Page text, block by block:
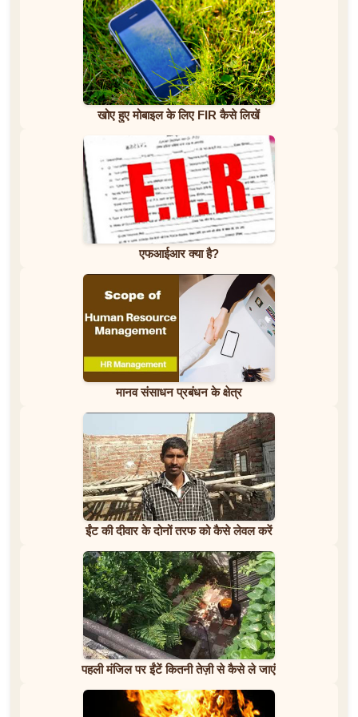
खोए हुए मोबाइल के लिए FIR कैसे लिखें
एफआईआर क्या है?
मानव संसाधन प्रबंधन के क्षेत्र
ईंट की दीवार के दोनों तरफ को कैसे लेवल करें
पहली मंजिल पर ईंटें कितनी तेज़ी से कैसे ले जाएं